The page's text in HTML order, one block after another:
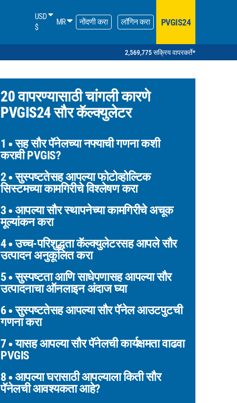
USD
$
MR नोंदणी करा लॉगिन करा PVGIS24
2,569,775 सक्रिय वापरकर्ते*
20 वापरण्यासाठी चांगली कारणे
PVGIS24 सौर कॅल्क्युलेटर
1
सह सौर पॅनेलच्या नफ्याची गणना कशी
करावी PVGIS?
2
सुस्पष्टतेसह आपल्या फोटोव्होल्टिक
सिस्टमच्या कामगिरीचे विश्लेषण करा
3
आपल्या सौर स्थापनेच्या कामगिरीचे अचूक
मूल्यांकन करा
4
उच्च-परिशुद्धता कॅल्क्युलेटरसह आपले सौर
उत्पादन अनुकूलित करा
5
सुस्पष्टता आणि साधेपणासह आपल्या सौर
उत्पादनाचा ऑनलाइन अंदाज घ्या
6
सुस्पष्टतेसह आपल्या सौर पॅनेल आउटपुटची
गणना करा
7
यासह आपल्या सौर पॅनेलची कार्यक्षमता वाढवा
PVGIS
8
आपल्या घरासाठी आपल्याला किती सौर
पॅनेलची आवश्यकता आहे?